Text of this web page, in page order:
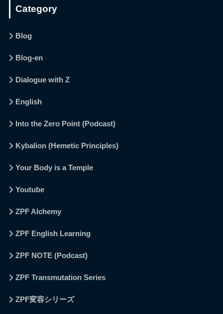
Category
Blog
Blog-en
Dialogue with Z
English
Into the Zero Point (Podcast)
Kybalion (Hemetic Principles)
Your Body is a Temple
Youtube
ZPF Alchemy
ZPF English Learning
ZPF NOTE (Podcast)
ZPF Transmutation Series
ZPF変容シリーズ